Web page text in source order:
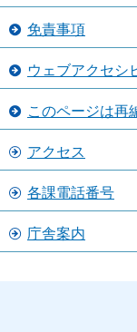
免責事項
ウェブアクセシ
このページは再
アクセス
各課電話番号
庁舎案内